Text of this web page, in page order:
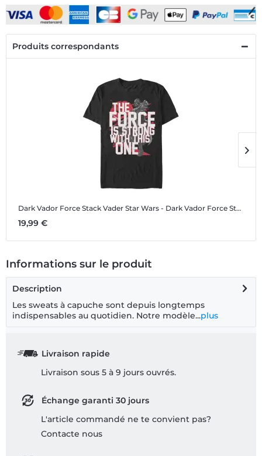
Produits correspondants
Dark Vador Force Stack Vader Star Wars - Dark Vador Force Stack Vader - Homme T-shirt
19,99 €
Informations sur le produit
Description
Les sweats à capuche sont depuis longtemps
indispensables au quotidien. Notre modèle...plus
Livraison rapide
Livraison sous 5 à 9 jours ouvrés.
Échange garanti 30 jours
L'article commandé ne te convient pas?
Contacte nous